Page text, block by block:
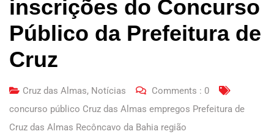
inscrições do Concurso
Público da Prefeitura de
Cruz
Cruz das Almas, Notícias Comments : 0
concurso público Cruz das Almas empregos Prefeitura de
Cruz das Almas Recôncavo da Bahia região